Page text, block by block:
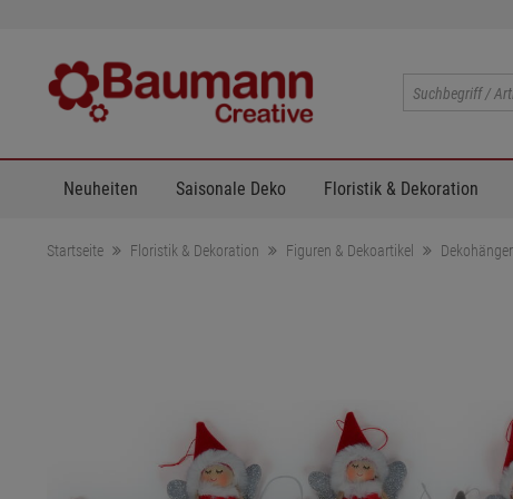
Neuheiten Saisonale Deko Floristik & Dekoration
Startseite Floristik & Dekoration Figuren & Dekoartikel